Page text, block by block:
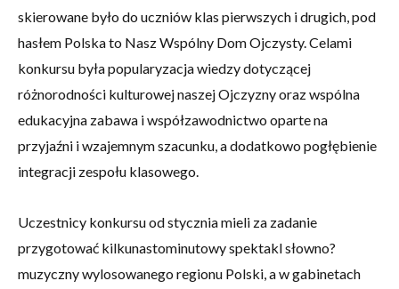
skierowane było do uczniów klas pierwszych i drugich, pod
hasłem Polska to Nasz Wspólny Dom Ojczysty. Celami
konkursu była popularyzacja wiedzy dotyczącej
różnorodności kulturowej naszej Ojczyzny oraz wspólna
edukacyjna zabawa i współzawodnictwo oparte na
przyjaźni i wzajemnym szacunku, a dodatkowo pogłębienie
integracji zespołu klasowego.
Uczestnicy konkursu od stycznia mieli za zadanie
przygotować kilkunastominutowy spektakl słowno?
muzyczny wylosowanego regionu Polski, a w gabinetach